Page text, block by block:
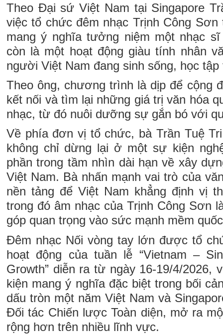
Theo Đại sứ Việt Nam tại Singapore
việc tổ chức đêm nhạc Trịnh Công Sơn
mang ý nghĩa tưởng niệm một nhạc
còn là một hoạt động giàu tính nhân
người Việt Nam đang sinh sống, học tập
Theo ông, chương trình là dịp để cộng
kết nối và tìm lại những giá trị văn hóa
nhạc, từ đó nuôi dưỡng sự gắn bó với
Về phía đơn vị tổ chức, bà Trần Tuệ
không chỉ dừng lại ở một sự kiện
phần trong tầm nhìn dài hạn về xây
Việt Nam. Bà nhấn mạnh vai trò của
nền tảng để Việt Nam khẳng định vị
trong đó âm nhạc của Trịnh Công Sơn
góp quan trọng vào sức mạnh mềm
Đêm nhạc Nối vòng tay lớn được tổ
hoạt động của tuần lễ “Vietnam –
Growth” diễn ra từ ngày 16-19/4/2026,
kiện mang ý nghĩa đặc biệt trong bối
dấu tròn một năm Việt Nam và
Đối tác Chiến lược Toàn diện, mở ra
rộng hơn trên nhiều lĩnh vực.